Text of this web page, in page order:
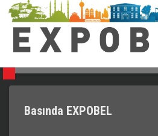
Basında EXPOBEL